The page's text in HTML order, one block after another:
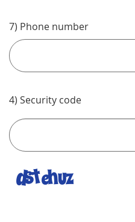
7) Phone number
4) Security code